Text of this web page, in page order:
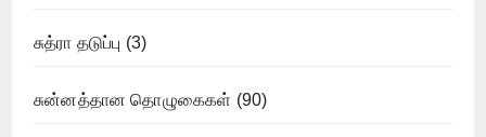
சுத்ரா தடுப்பு (3)
சுன்னத்தான தொழுகைகள் (90)